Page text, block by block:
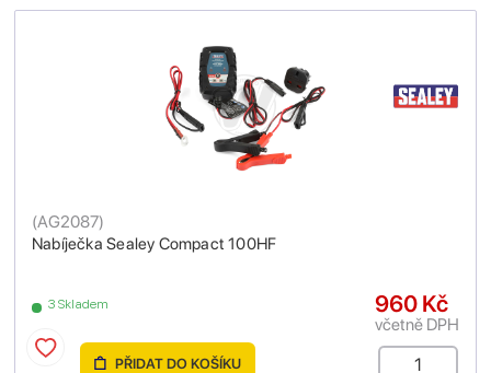
Nabíječka Sealey Compact 100HF
(AG2087)
3 Skladem 960 Kč
včetně DPH
PŘIDAT DO KOŠÍKU